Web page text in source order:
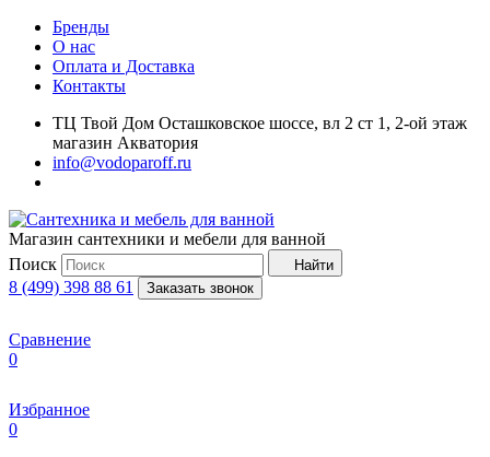
Бренды
О нас
Оплата и Доставка
Контакты
ТЦ Твой Дом Осташковское шоссе, вл 2 ст 1, 2-ой этаж
магазин Акватория
info@vodoparoff.ru
Магазин сантехники и мебели для ванной
Поиск
Найти
8 (499) 398 88 61 Заказать звонок
Сравнение
0
Избранное
0